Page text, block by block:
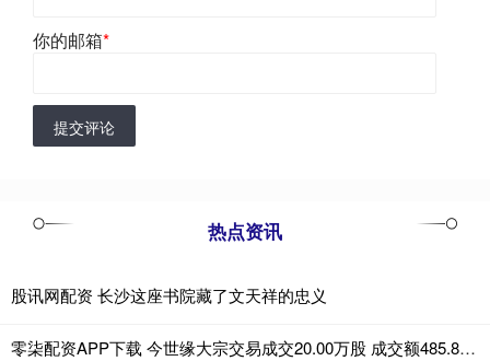
你的邮箱*
提交评论
热点资讯
股讯网配资 长沙这座书院藏了文天祥的忠义
零柒配资APP下载 今世缘大宗交易成交20.00万股 成交额485.80万元